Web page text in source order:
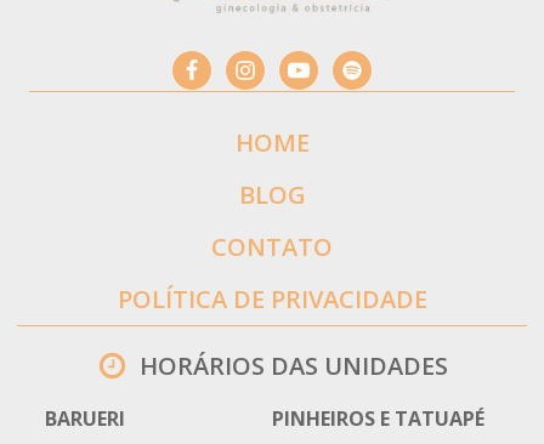
HOME
BLOG
CONTATO
POLÍTICA DE PRIVACIDADE
HORÁRIOS DAS UNIDADES
BARUERI
PINHEIROS E TATUAPÉ